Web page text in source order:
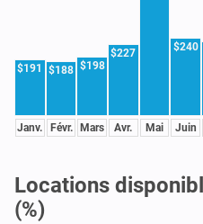
$191
Janv.
$188
Févr.
$198
Mars
$227
Avr. Mai
$240
Juin
Locations
(%)